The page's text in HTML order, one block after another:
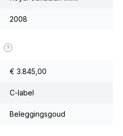
2008
€ 3.845,00
C-label
Beleggingsgoud